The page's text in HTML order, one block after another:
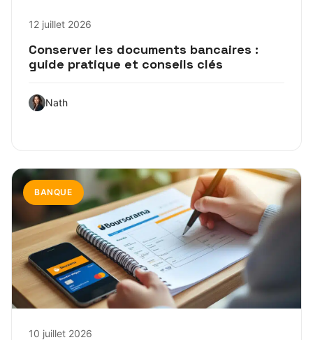
12 juillet 2026
Conserver les documents bancaires :
guide pratique et conseils clés
Nath
BANQUE
10 juillet 2026